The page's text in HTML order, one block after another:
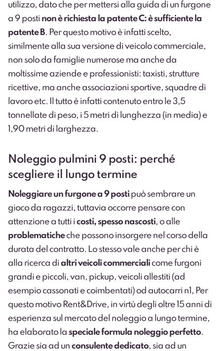
utilizzo, dato che per mettersi alla guida di un furgone
a 9 posti non è richiesta la patente C: è sufficiente la
patente B. Per questo motivo è infatti scelto,
similmente alla sua versione di veicolo commerciale,
non solo da famiglie numerose ma anche da
moltissime aziende e professionisti: taxisti, strutture
ricettive, ma anche associazioni sportive, squadre di
lavoro etc. Il tutto è infatti contenuto entro le 3,5
tonnellate di peso, i 5 metri di lunghezza (in media) e
1,90 metri di larghezza.
Noleggio pulmini 9 posti: perché
scegliere il lungo termine
Noleggiare un furgone a 9 posti può sembrare un
gioco da ragazzi, tuttavia occorre pensare con
attenzione a tutti icosti, spesso nascosti, o alle
problematicheche possono insorgere nel corso della
durata del contratto. Lo stesso vale anche per chi è
alla ricerca dialtri veicoli commerciali come furgoni
grandi e piccoli, van, pickup, veicoli allestiti (ad
esempiocassonati e coimbentati) od autocarri n1 , Per
questo motivo Rent&Drive, in virtù degli oltre 15 anni di
esperienza sul mercato del noleggio a lungo termine,
ha elaborato la speciale formula noleggio perfetto.
Grazie sia ad un consulente dedicato, sia ad un